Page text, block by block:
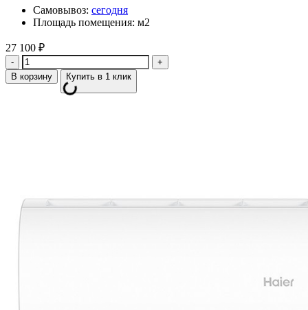
Самовывоз: сегодня
Площадь помещения: м2
27 100 ₽
Количество
В корзину Купить в 1 клик